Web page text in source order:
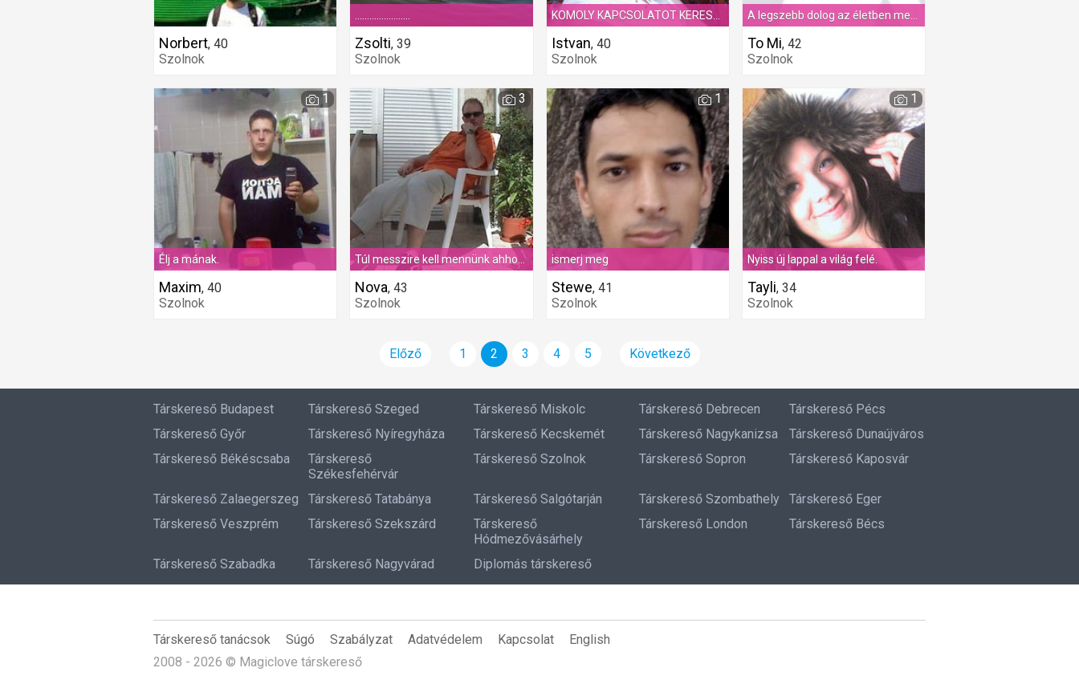
Norbert, 40
Szolnok
Zsolti,39
Szolnok
Istvan, 40
Szolnok
To Mi, 42
Szolnok
Élj a mának.
Maxim, 40
Szolnok
1
Túl messzire kell mennünk ahhoz, hogy megtudjuk, milyen messzire mehetünk.
Nova,43
Szolnok
3
ismerj meg
Stewe, 41
Szolnok
1
Nyiss új lappal a világ felé.
Tayli, 34
Szolnok
1
Előző 1 2 3 4 5 Következő
Társkereső Budapest Társkereső Szeged Társkereső Miskolc Társkereső Debrecen
Társkereső Pécs
Társkereső Győr
Társkereső Nyíregyháza Társkereső Kecskemét Társkereső Nagykanizsa
Társkereső Dunaújváros
Társkereső Békéscsaba
Társkereső
Székesfehérvár
Társkereső Szolnok Társkereső Sopron Társkereső Kaposvár
Társkereső Zalaegerszeg Társkereső Tatabánya Társkereső Salgótarján Társkereső Szombathely
Társkereső Eger
Társkereső Veszprém
Társkereső Szekszárd
Társkereső
Hódmezővásárhely
Társkereső London Társkereső Bécs
Társkereső Szabadka Társkereső Nagyvárad Diplomás társkereső
Társkereső tanácsok Súgó Szabályzat Adatvédelem Kapcsolat
English
2008 - 2026 © Magiclove társkereső